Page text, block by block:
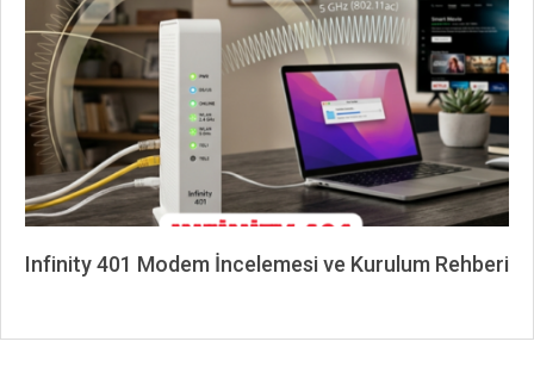
Infinity 401 Modem İncelemesi ve Kurulum Rehberi